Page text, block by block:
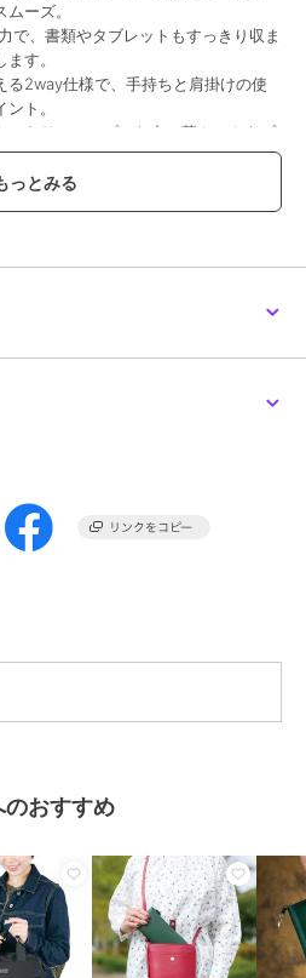
ーズ。
で、書類やタブレットもすっきり収ま
す。
る2way仕様で、手持ちと肩掛けの使
ト。
となり、シンプルな中に華やかさをプ
兼ね備えた、頼れる大人のためのバッ
ブランドです。タイムレスから最新
合わせた幅広いアイテムをご提案致
ト×1、ファスナーポケット×1 外部：
ショルダーバッグ・メ
、ライトグレー、ブラッ
）
おすすめ